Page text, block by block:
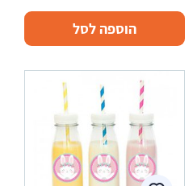
הוספה לסל